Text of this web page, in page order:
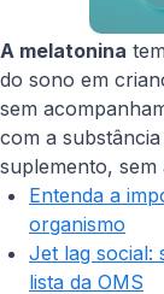
A melatonina
do sono em
sem
com a
suplemento, sem
Entenda a
organismo
Jet lag social:
lista da OMS